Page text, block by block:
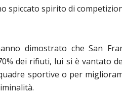
spiccato spirito di
dimostrato che San
dei rifiuti, lui si è vantato
sportive o per